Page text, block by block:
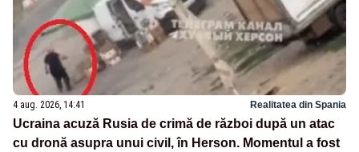
4 aug. 2026, 14:41 Realitatea din Spania
Ucraina acuză Rusia de crimă de război după un atac
cu dronă asupra unui civil, în Herson. Momentul a fost